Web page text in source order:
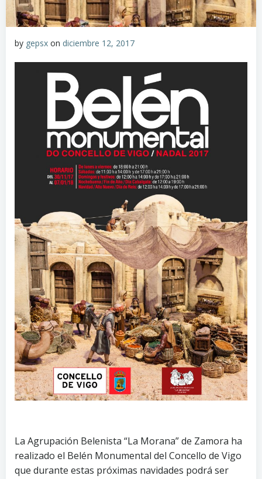
by gepsx on diciembre 12, 2017
La Agrupación Belenista “La Morana” de Zamora ha
realizado el Belén Monumental del Concello de Vigo
que durante estas próximas navidades podrá ser